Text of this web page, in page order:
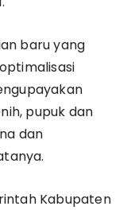
baru yang
pupuk dan
dan
Kabupaten